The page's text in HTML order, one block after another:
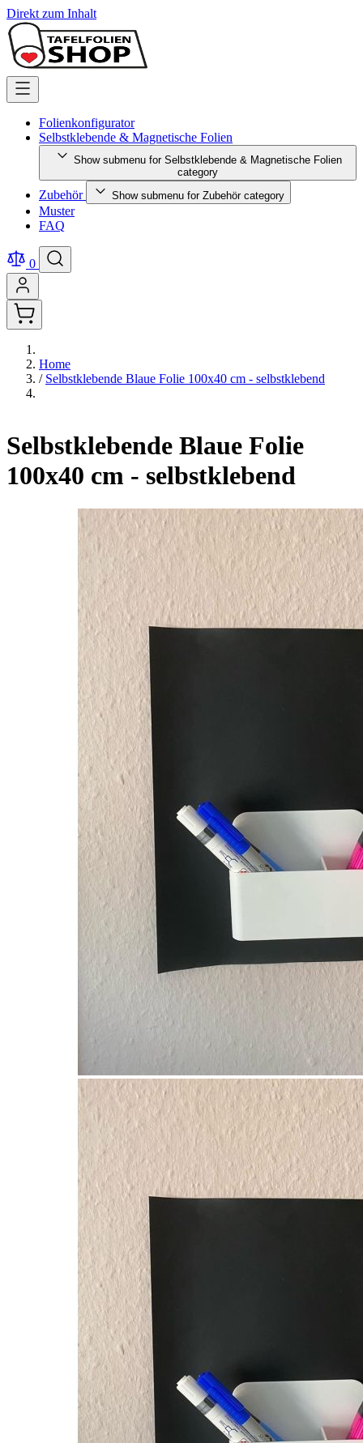
Direkt zum Inhalt
Folienkonfigurator
Selbstklebende & Magnetische Folien
Show submenu for Selbstklebende & Magnetische Folien
category
Zubehör Show submenu for Zubehör category
Muster
FAQ
0
Home
/ Selbstklebende Blaue Folie 100x40 cm - selbstklebend
Selbstklebende Blaue Folie
100x40 cm - selbstklebend